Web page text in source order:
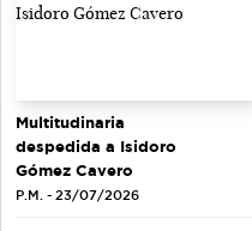
Multitudinaria
despedida a Isidoro
Gómez Cavero
P.M. - 23/07/2026